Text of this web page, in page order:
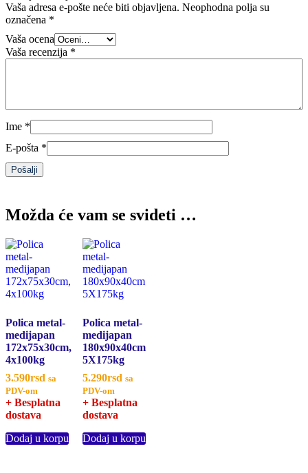
Vaša adresa e-pošte neće biti objavljena. Neophodna polja su
označena *
Vaša ocena
Vaša recenzija *
Ime *
E-pošta *
Možda će vam se svideti …
Polica metal-
medijapan
172x75x30cm,
4x100kg
3.590rsd sa
PDV-om
+ Besplatna
dostava
Dodaj u korpu
Polica metal-
medijapan
180x90x40cm
5X175kg
5.290rsd sa
PDV-om
+ Besplatna
dostava
Dodaj u korpu